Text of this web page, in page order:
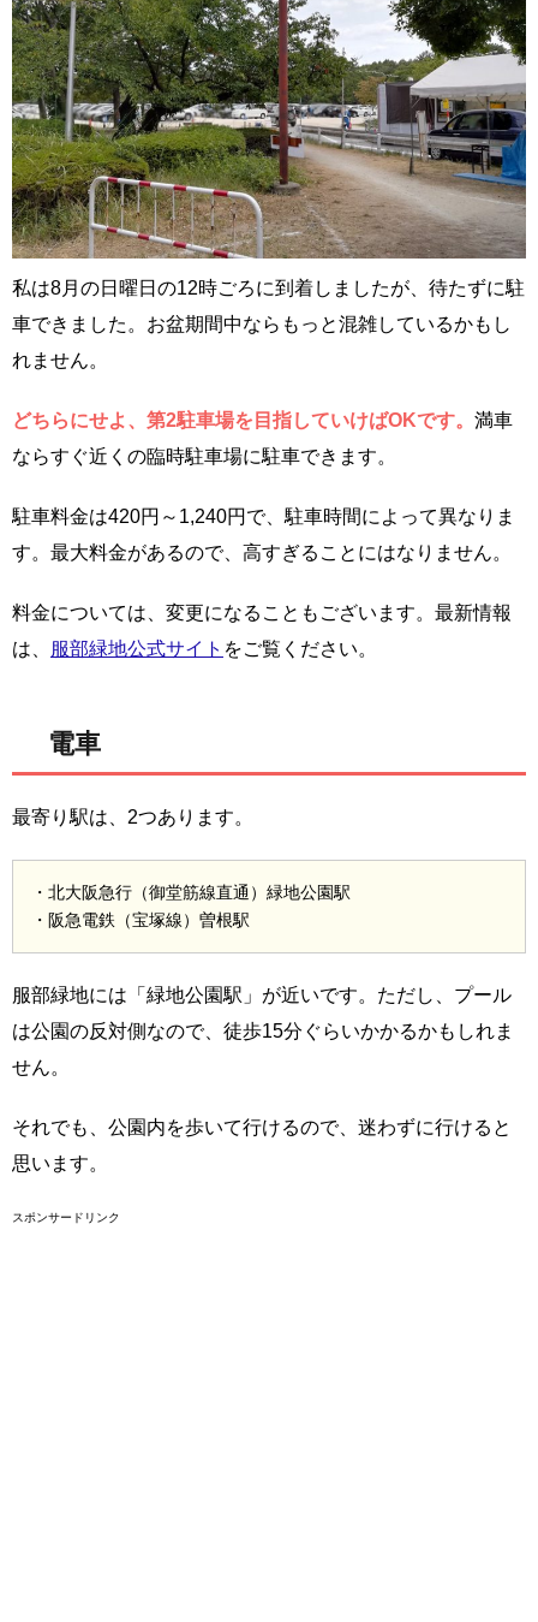
私は8月の日曜日の12時ごろに到着しましたが、待たずに駐
車できました。お盆期間中ならもっと混雑しているかもし
れません。
どちらにせよ、第2駐車場を目指していけばOKです。 満車
ならすぐ近くの臨時駐車場に駐車できます。
駐車料金は420円～1,240円で、駐車時間によって異なりま
す。最大料金があるので、高すぎることにはなりません。
料金については、変更になることもございます。最新情報
は、
服部緑地公式サイト をご覧ください。
電車
最寄り駅は、2つあります。
・北大阪急行（御堂筋線直通）緑地公園駅
・阪急電鉄（宝塚線）曽根駅
服部緑地には「緑地公園駅」が近いです。ただし、プール
は公園の反対側なので、徒歩15分ぐらいかかるかもしれま
せん。
それでも、公園内を歩いて行けるので、迷わずに行けると
思います。
スポンサードリンク